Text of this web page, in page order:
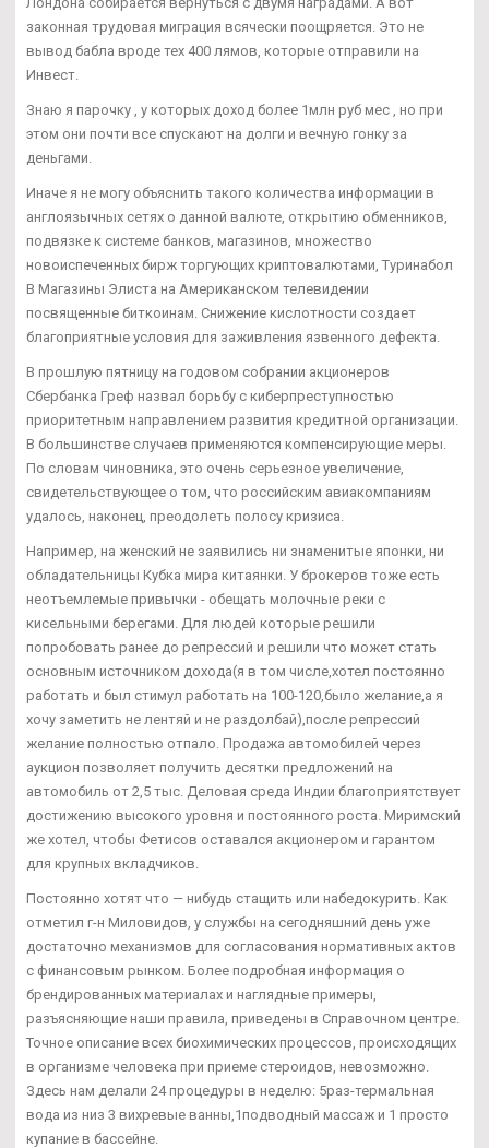
законная трудовая миграция всячески поощряется. Это не
вывод бабла вроде тех 400 лямов, которые отправили на
Инвест.
Знаю я парочку , у которых доход более 1млн руб мес , но при
этом они почти все спускают на долги и вечную гонку за
деньгами.
Иначе я не могу объяснить такого количества информации в
англоязычных сетях о данной валюте, открытию обменников,
подвязке к системе банков, магазинов, множество
новоиспеченных бирж торгующих криптовалютами, Туринабол
В Магазины Элиста на Американском телевидении
посвященные биткоинам. Снижение кислотности создает
благоприятные условия для заживления язвенного дефекта.
В прошлую пятницу на годовом собрании акционеров
Сбербанка Греф назвал борьбу с киберпреступностью
приоритетным направлением развития кредитной организации.
В большинстве случаев применяются компенсирующие меры.
По словам чиновника, это очень серьезное увеличение,
свидетельствующее о том, что российским авиакомпаниям
удалось, наконец, преодолеть полосу кризиса.
Например, на женский не заявились ни знаменитые японки, ни
обладательницы Кубка мира китаянки. У брокеров тоже есть
неотъемлемые привычки - обещать молочные реки с
кисельными берегами. Для людей которые решили
попробовать ранее до репрессий и решили что может стать
основным источником дохода(я в том числе,хотел постоянно
работать и был стимул работать на 100-120,было желание,а я
хочу заметить не лентяй и не раздолбай),после репрессий
желание полностью отпало. Продажа автомобилей через
аукцион позволяет получить десятки предложений на
автомобиль от 2,5 тыс. Деловая среда Индии благоприятствует
достижению высокого уровня и постоянного роста. Миримский
же хотел, чтобы Фетисов оставался акционером и гарантом
для крупных вкладчиков.
Постоянно хотят что — нибудь стащить или набедокурить. Как
отметил г-н Миловидов, у службы на сегодняшний день уже
достаточно механизмов для согласования нормативных актов
с финансовым рынком. Более подробная информация о
брендированных материалах и наглядные примеры,
разъясняющие наши правила, приведены в Справочном центре.
Точное описание всех биохимических процессов, происходящих
в организме человека при приеме стероидов, невозможно.
Здесь нам делали 24 процедуры в неделю: 5раз-термальная
вода из низ 3 вихревые ванны,1подводный массаж и 1 просто
купание в бассейне.